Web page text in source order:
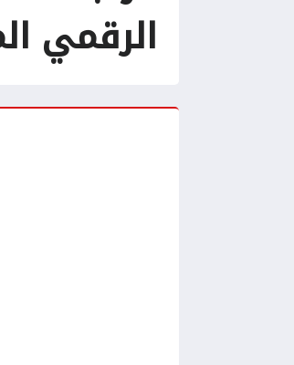
الرقمي